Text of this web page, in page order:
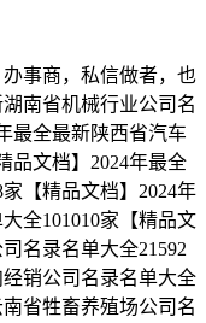
事商，私信做者，也
南省机械行业公司名
最全最新陕西省汽车
品文档】2024年最全
【精品文档】2024年
全101010家【精品文
名录名单大全21592
销公司名录名单大全
省牲畜养殖场公司名